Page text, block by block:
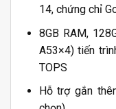
14, chứng chỉ
8GB RAM,
A53×4) tiến
TOPS
Hỗ trợ gắn